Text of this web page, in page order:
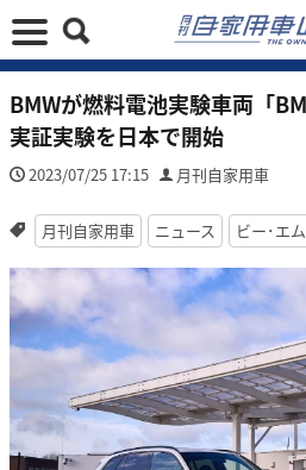
BMWが燃料電池実験車両「
実証実験を日本で開始
2023/07/25 17:15 月刊自家用車
月刊自家用車 ニュース ビー･エ